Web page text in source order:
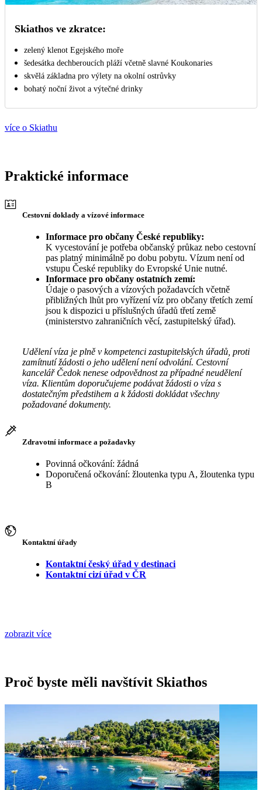
Skiathos ve zkratce:
zelený klenot Egejského moře
šedesátka dechberoucích pláží včetně slavné Koukonaries
skvělá základna pro výlety na okolní ostrůvky
bohatý noční život a výtečné drinky
více o Skiathu
Praktické informace
Cestovní doklady a vízové informace
Informace pro občany České republiky:
K vycestování je potřeba občanský průkaz nebo cestovní
pas platný minimálně po dobu pobytu. Vízum není od
vstupu České republiky do Evropské Unie nutné.
Informace pro občany ostatních zemí:
Údaje o pasových a vízových požadavcích včetně
přibližných lhůt pro vyřízení víz pro občany třetích zemí
jsou k dispozici u příslušných úřadů třetí země
(ministerstvo zahraničních věcí, zastupitelský úřad).
Udělení víza je plně v kompetenci zastupitelských úřadů, proti
zamítnutí žádosti o jeho udělení není odvolání. Cestovní
kancelář Čedok nenese odpovědnost za případné neudělení
víza. Klientům doporučujeme podávat žádosti o víza s
dostatečným předstihem a k žádosti dokládat všechny
požadované dokumenty.
Zdravotní informace a požadavky
Povinná očkování: žádná
Doporučená očkování: žloutenka typu A, žloutenka typu
B
Kontaktní úřady
Kontaktní český úřad v destinaci
Kontaktní cizí úřad v ČR
zobrazit více
Proč byste měli navštívit Skiathos